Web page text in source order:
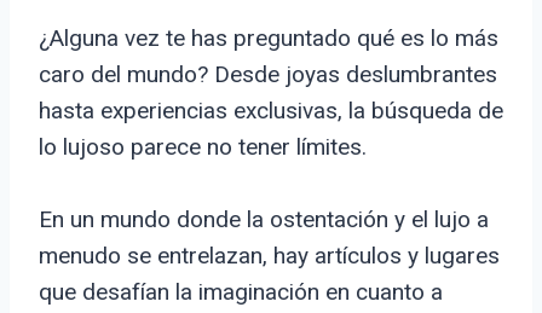
¿Alguna vez te has preguntado qué es lo más
caro del mundo? Desde joyas deslumbrantes
hasta experiencias exclusivas, la búsqueda de
lo lujoso parece no tener límites.
En un mundo donde la ostentación y el lujo a
menudo se entrelazan, hay artículos y lugares
que desafían la imaginación en cuanto a